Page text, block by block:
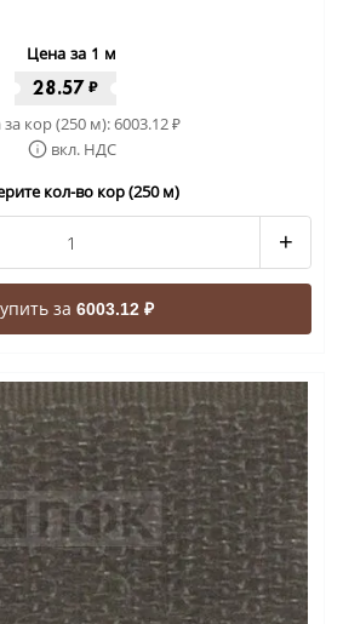
Цена за 1 м
28.57₽
кор (250 м):6003.12₽
вкл. НДС
кол-во кор (250 м)
+
за 6003.12 ₽